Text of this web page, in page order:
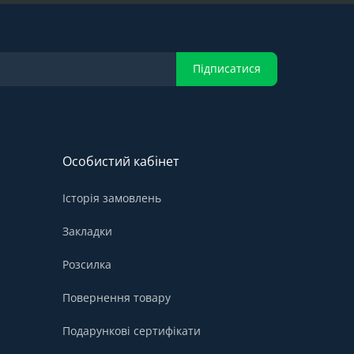
Підписатися
Особистий кабінет
Історія замовлень
Закладки
Розсилка
Повернення товару
Подарункові сертифікати